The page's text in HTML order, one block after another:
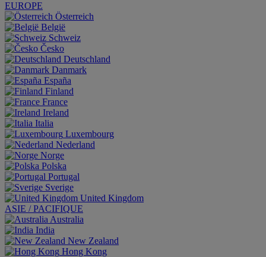
EUROPE
Österreich
België
Schweiz
Česko
Deutschland
Danmark
España
Finland
France
Ireland
Italia
Luxembourg
Nederland
Norge
Polska
Portugal
Sverige
United Kingdom
ASIE / PACIFIQUE
Australia
India
New Zealand
Hong Kong